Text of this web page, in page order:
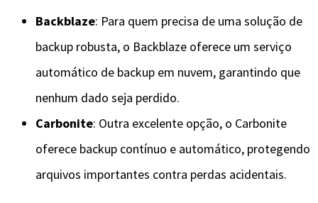
Backblaze: Para quem precisa de uma solução de
backup robusta, o Backblaze oferece um serviço
automático de backup em nuvem, garantindo que
nenhum dado seja perdido.
Carbonite: Outra excelente opção, o Carbonite
oferece backup contínuo e automático, protegendo
arquivos importantes contra perdas acidentais.